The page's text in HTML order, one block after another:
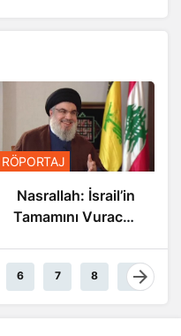
RÖPORTAJ
Nasrallah: İsrail’in
Tamamını Vuracak
6 7 8 9